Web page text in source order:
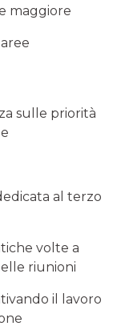
maggiore
sulle priorità
al terzo
volte a
riunioni
il lavoro